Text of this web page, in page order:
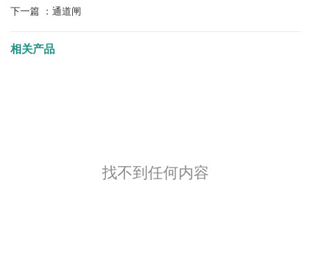
下一篇 ： 通道闸
相关产品
找不到任何内容